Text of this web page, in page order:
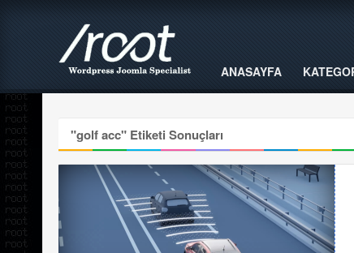
ANASAYFA
"golf acc" Etiketi Sonuçları